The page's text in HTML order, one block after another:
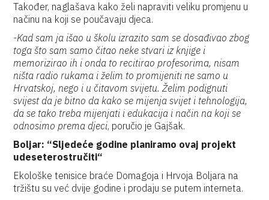
Također, naglašava kako želi napraviti veliku promjenu u
načinu na koji se poučavaju djeca.
-Kad sam ja išao u školu izrazito sam se dosađivao zbog
toga što sam samo čitao neke stvari iz knjige i
memorizirao ih i onda to recitirao profesorima, nisam
ništa radio rukama i želim to promijeniti ne samo u
Hrvatskoj, nego i u čitavom svijetu. Želim podignuti
svijest da je bitno da kako se mijenja svijet i tehnologija,
da se tako treba mijenjati i edukacija i način na koji se
odnosimo prema djeci, poručio je Gajšak.
Boljar: “Sljedeće godine planiramo ovaj projekt
udeseterostručiti“
Ekološke tenisice braće Domagoja i Hrvoja Boljara na
tržištu su već dvije godine i prodaju se putem interneta.